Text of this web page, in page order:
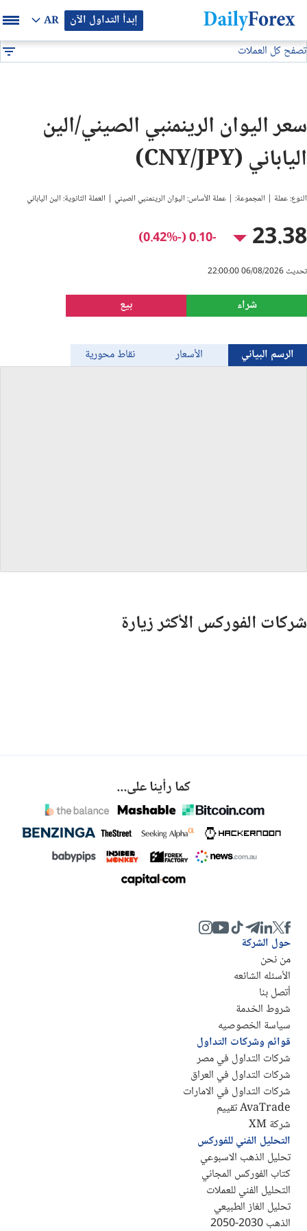
إبدأ التداول الآن AR
بيان إعلاني
تصفح كل العملات
GBP/USD
USD/JPY
USD/CAD
USD/CHF
Bitcoin/USD
سعر اليوان الرينمنبي الصيني/الين
الياباني (CNY/JPY)
النوع: عملة | المجموعة: | عملة الأساس: اليوان الرينمنبي الصيني | العملة الثانوية: الين الياباني
23.38
-0.10 (-0.42%)
شراء بيع
تحديث 06/08/2026 22:00:00
الرسم البياني الأسعار نقاط محورية
شركات الفوركس الأكثر زيارة
كما رأينا على...
حول الشركة
من نحن
الأسئله الشائعه
أتصل بنا
شروط الخدمة
سياسة الخصوصيه
قوائم وشركات التداول
شركات التداول في مصر
شركات التداول في العراق
شركات التداول في الامارات
AvaTrade تقييم
شركة XM
التحليل الفني للفوركس
تحليل الذهب الاسبوعي
كتاب الفوركس المجاني
التحليل الفني للعملات
تحليل الغاز الطبيعي
الذهب 2030-2050